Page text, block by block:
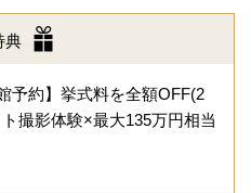
典
予約】挙式料を全額OFF(2
撮影体験×最大135万円相当